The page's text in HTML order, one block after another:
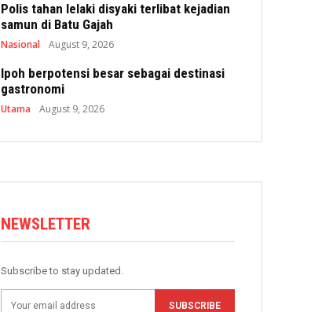
Polis tahan lelaki disyaki terlibat kejadian
samun di Batu Gajah
Nasional August 9, 2026
Ipoh berpotensi besar sebagai destinasi
gastronomi
Utama August 9, 2026
NEWSLETTER
Subscribe to stay updated.
SUBSCRIBE